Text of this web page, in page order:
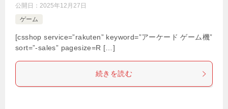
公開日： 2025年12月27日
ゲーム
[csshop service=”rakuten” keyword=”アーケード ゲーム機”
sort=”-sales” pagesize=R […]
続きを読む